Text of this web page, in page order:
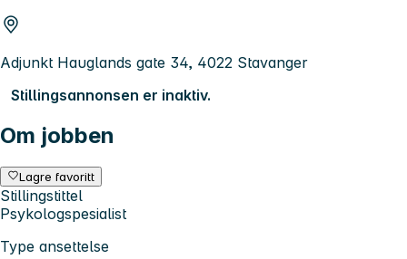
Adjunkt Hauglands gate 34, 4022 Stavanger
Stillingsannonsen er inaktiv.
Om jobben
Lagre favoritt
Stillingstittel
Psykologspesialist
Type ansettelse